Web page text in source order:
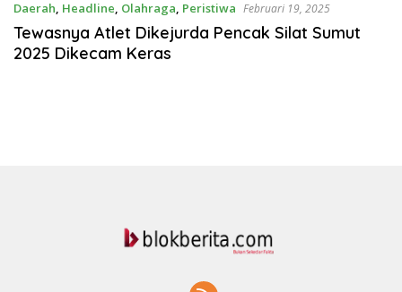
Daerah, Headline, Olahraga, Peristiwa Februari 19, 2025
Tewasnya Atlet Dikejurda Pencak Silat Sumut
2025 Dikecam Keras